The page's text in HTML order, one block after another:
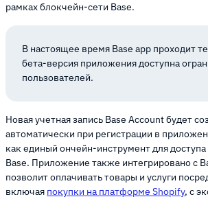
рамках блокчейн-сети Base.
В настоящее время Base app проходит
бета-версия приложения доступна
пользователей.
Новая учетная запись Base Account будет
автоматически при регистрации в
как единый ончейн-инструмент для
Base. Приложение также интегрировано с
позволит оплачивать товары и услуги
включая покупки на платформе Shopify, с